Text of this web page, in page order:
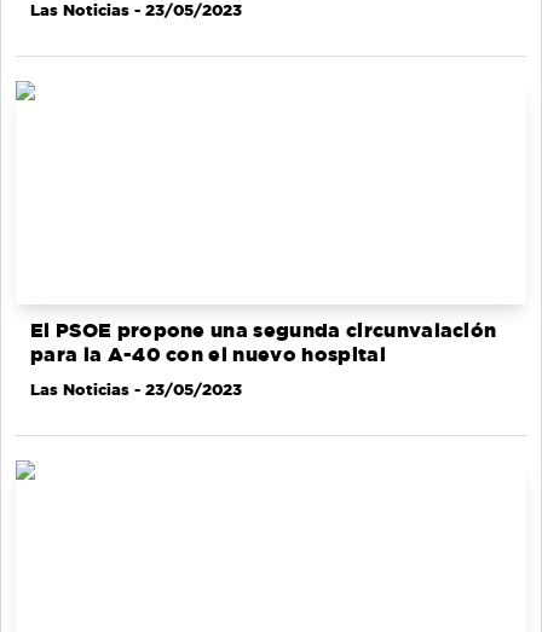
Las Noticias - 23/05/2023
El PSOE propone una segunda circunvalación
para la A-40 con el nuevo hospital
Las Noticias - 23/05/2023